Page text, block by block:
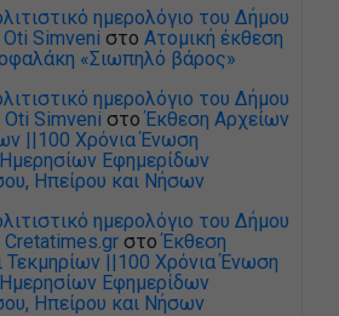
ημερολόγιο του Δήμου
Simveni στο Ατομική έκθεση
«Σιωπηλό βάρος»
ημερολόγιο του Δήμου
Simveni στοΈκθεση Αρχείων
||100 Χρόνια Ένωση
Εφημερίδων
Ηπείρου και Νήσων
ημερολόγιο του Δήμου
Cretatimes.gr στοΈκθεση
Τεκμηρίων ||100 Χρόνια Ένωση
Εφημερίδων
Ηπείρου και Νήσων